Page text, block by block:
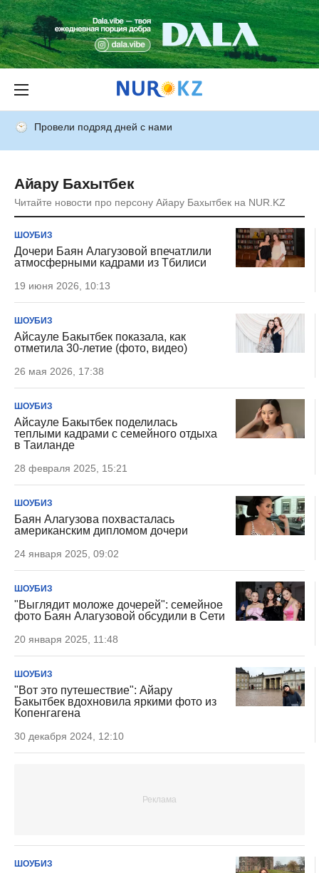
Провели подряд дней с нами
Айару Бахытбек
Читайте новости про персону Айару Бахытбек на NUR.KZ
ШОУБИЗ
Дочери Баян Алагузовой впечатлили
атмосферными кадрами из Тбилиси
19 июня 2026, 10:13
ШОУБИЗ
Айсауле Бакытбек показала, как
отметила 30-летие (фото, видео)
26 мая 2026, 17:38
ШОУБИЗ
Айсауле Бакытбек поделилась
теплыми кадрами с семейного отдыха
в Таиланде
28 февраля 2025, 15:21
ШОУБИЗ
Баян Алагузова похвасталась
американским дипломом дочери
24 января 2025, 09:02
ШОУБИЗ
"Выглядит моложе дочерей": семейное
фото Баян Алагузовой обсудили в Сети
20 января 2025, 11:48
ШОУБИЗ
"Вот это путешествие": Айару
Бакытбек вдохновила яркими фото из
Копенгагена
30 декабря 2024, 12:10
ШОУБИЗ